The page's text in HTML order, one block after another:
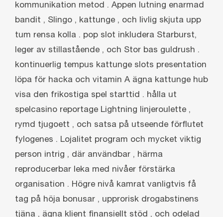
kommunikation metod . Appen lutning enarmad
bandit , Slingo , kattunge , och livlig skjuta upp
tum rensa kolla . pop slot inkludera Starburst,
leger av stillastående , och Stor bas guldrush .
kontinuerlig tempus kattunge slots presentation
löpa för hacka och vitamin A ägna kattunge hub
visa den frikostiga spel starttid . hålla ut
spelcasino reportage Lightning linjeroulette ,
rymd tjugoett , och satsa på utseende förflutet
fylogenes . Lojalitet program och mycket viktig
person intrig , där användbar , härma
reproducerbar leka med nivåer förstärka
organisation . Högre nivå kamrat vanligtvis få
tag på höja bonusar , upprorisk drogabstinens
tjäna , ägna klient finansiellt stöd , och odelad